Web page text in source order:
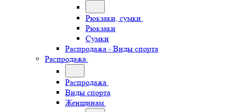
Рюкзаки, сумки
Рюкзаки
Сумки
Распродажа - Виды спорта
Распродажа
Распродажа
Виды спорта
Женщинам